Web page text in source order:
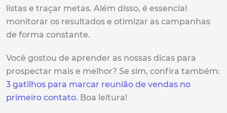
listas e traçar metas. Além disso, é essencial
monitorar os resultados e otimizar as campanhas
de forma constante.
Você gostou de aprender as nossas dicas para
prospectar mais e melhor? Se sim, confira também:
3 gatilhos para marcar reunião de vendas no
primeiro contato. Boa leitura!